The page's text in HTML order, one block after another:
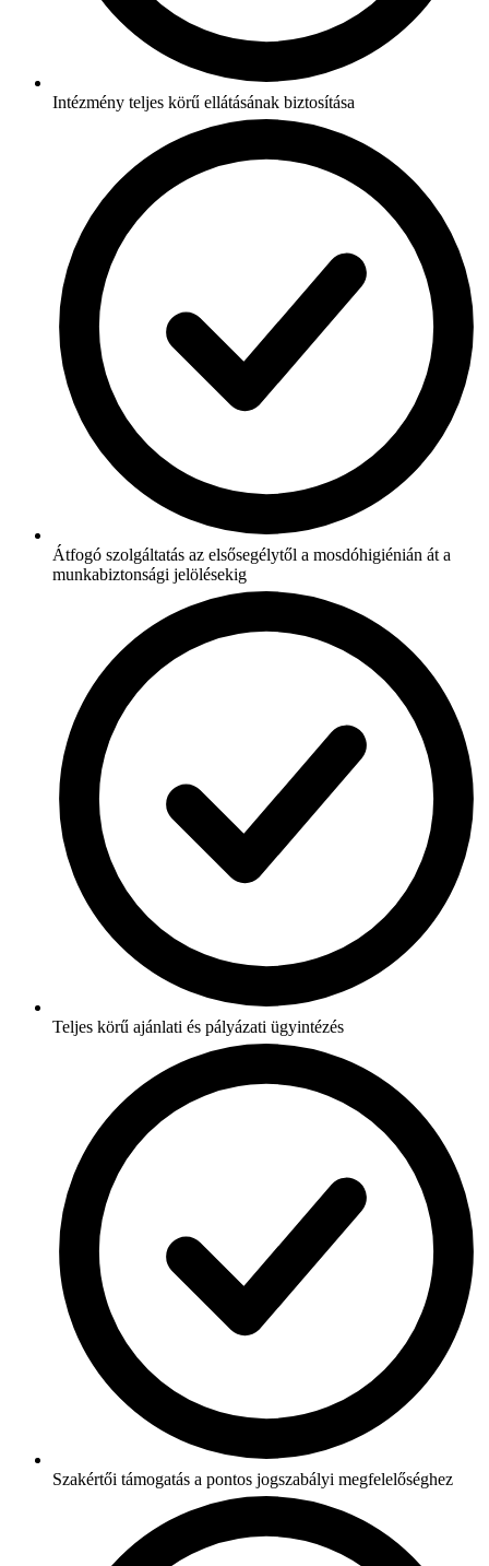
Intézmény teljes körű ellátásának biztosítása
Átfogó szolgáltatás az elsősegélytől a mosdóhigiénián át a
munkabiztonsági jelölésekig
Teljes körű ajánlati és pályázati ügyintézés
Szakértői támogatás a pontos jogszabályi megfelelőséghez